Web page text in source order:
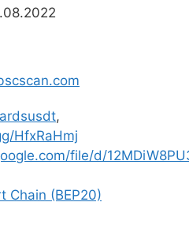
,
HfxRaHmj
file/d/
Chain (BEP20)